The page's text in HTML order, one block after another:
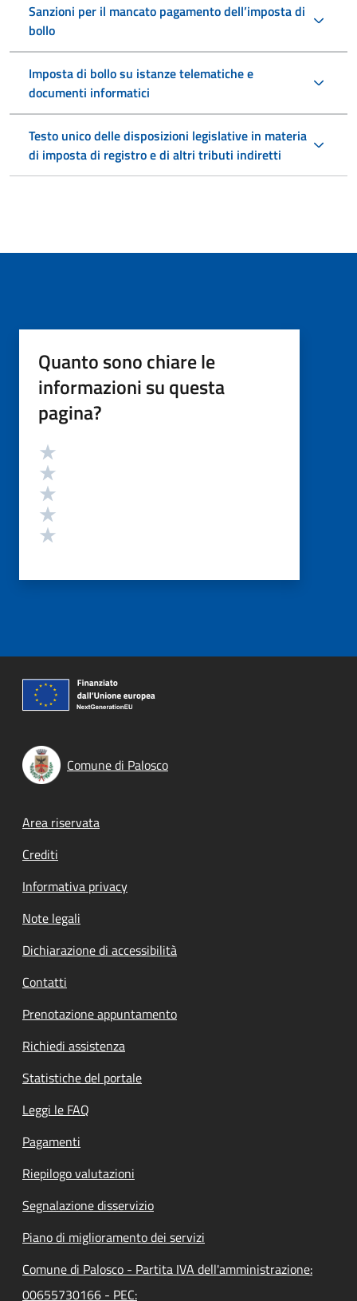
Sanzioni per il mancato pagamento dell’imposta di
bollo
Imposta di bollo su istanze telematiche e
documenti informatici
Testo unico delle disposizioni legislative in materia
di imposta di registro e di altri tributi indiretti
Quanto sono chiare le
informazioni su questa
pagina?
Valutazione
Comune di Palosco
Footer menu
Area riservata
Crediti
Informativa privacy
Note legali
Dichiarazione di accessibilità
Contatti
Prenotazione appuntamento
Richiedi assistenza
Statistiche del portale
Leggi le FAQ
Pagamenti
Riepilogo valutazioni
Segnalazione disservizio
Piano di miglioramento dei servizi
Comune di Palosco - Partita IVA dell'amministrazione:
00655730166 - PEC: